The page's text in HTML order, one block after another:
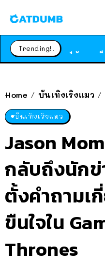
Trending!!
Home / บันเทิงเริงแมว /
บันเทิงเริงแมว
Jason
กลับถึงนักข่
ตั้งคำถามเ
ขืนใจใน
Thrones